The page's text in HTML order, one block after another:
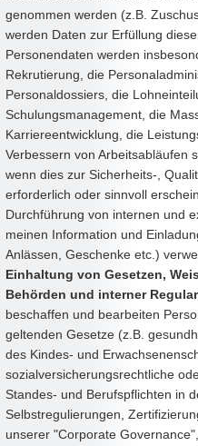
genommen werden (z.B.
werden Daten zur Erfüllung
Personendaten werden
Rekrutierung, die
Personaldossiers, die
Schulungsmanagement, die
Karriereentwicklung, die
Verbessern von Arbeitsabläufen
wenn dies zur Sicherheits-,
erforderlich oder sinnvoll
Durchführung von internen und
meinen Information und
Anlässen, Geschenke etc.)
Einhaltung von Gesetzen,
Behörden und interner
beschaffen und bearbeiten
geltenden Gesetze (z.B.
des Kindes- und
sozialversicherungsrechtliche
Standes- und Berufspflichten in
Selbstregulierungen,
unserer "Corporate